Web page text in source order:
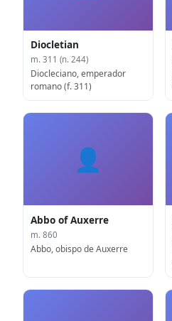
Diocletian
m. 311 (n. 244)
Diocleciano, emperador
romano (f. 311)
👤
Abbo of Auxerre
m. 860
Abbo, obispo de Auxerre